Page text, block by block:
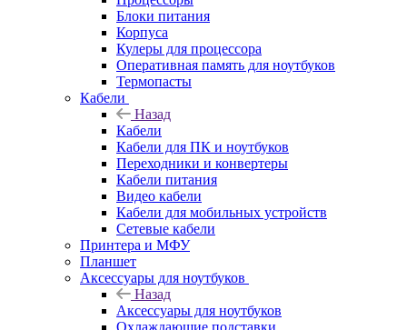
Блоки питания
Корпуса
Кулеры для процессора
Оперативная память для ноутбуков
Термопасты
Кабели
Назад
Кабели
Кабели для ПК и ноутбуков
Переходники и конвертеры
Кабели питания
Видео кабели
Кабели для мобильных устройств
Сетевые кабели
Принтера и МФУ
Планшет
Аксессуары для ноутбуков
Назад
Аксессуары для ноутбуков
Охлаждающие подставки